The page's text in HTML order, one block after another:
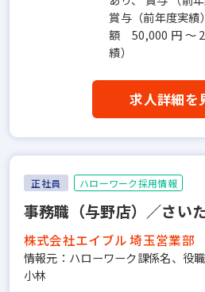
賞与（前年度実績
額 50,000 円 ～
績）
求人詳細を
正社員 ハローワーク採用情報
事務職（与野店）／さい
株式会社エイブル 埼玉営業部
情報元：ハローワーク課係名、役
小林